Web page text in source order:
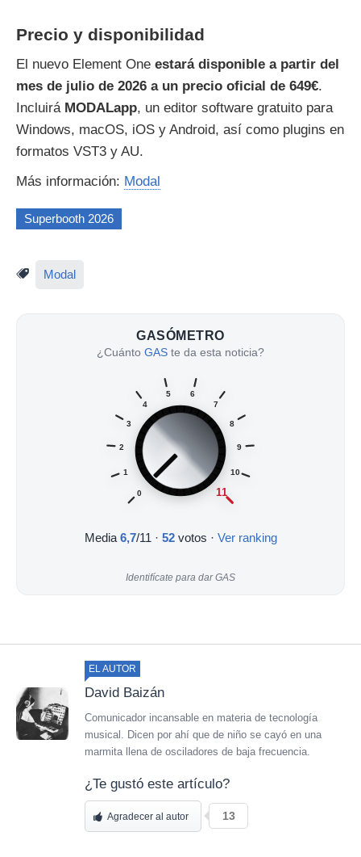
Precio y disponibilidad
El nuevo Element One estará disponible a partir del
mes de julio de 2026 a un precio oficial de 649€.
Incluirá MODALapp, un editor software gratuito para
Windows, macOS, iOS y Android, así como plugins en
formatos VST3 y AU.
Más información: Modal
Superbooth 2026
Modal
GASÓMETRO
¿Cuánto GAS te da esta noticia?
0
1
2
3
4
5 6
7
8
9
10
11
Media 6,7/11 · 52 votos · Ver ranking
Identifícate para dar GAS
EL AUTOR
David Baizán
Comunicador incansable en materia de tecnología
musical. Dicen por ahí que de niño se cayó en una
marmita llena de osciladores de baja frecuencia.
¿Te gustó este artículo?
Agradecer al autor 13